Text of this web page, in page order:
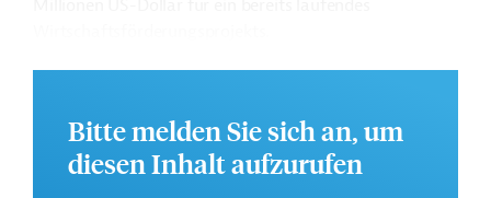
Ziel des Projekts ist die Förderung des
Humankapitals sowie die Erhöhung der
Beschäftigungsmöglichkeiten und
der Leistungsfähigkeit der Bevölkerung.
Bitte melden Sie sich an, um
diesen Inhalt aufzurufen